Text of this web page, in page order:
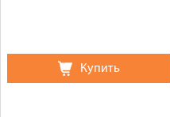
Купить